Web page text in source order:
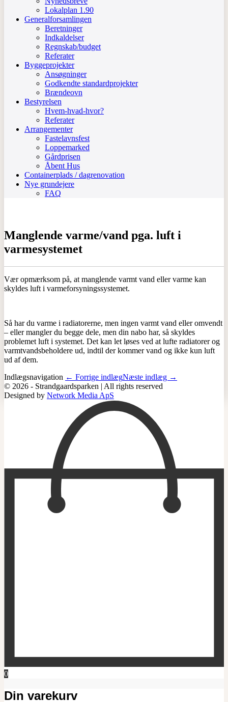
Lokalplan 1.90
Generalforsamlingen
Beretninger
Indkaldelser
Regnskab/budget
Referater
Byggeprojekter
Ansøgninger
Godkendte standardprojekter
Brændeovn
Bestyrelsen
Hvem-hvad-hvor?
Referater
Arrangementer
Fastelavnsfest
Loppemarked
Gårdprisen
Åbent Hus
Containerplads / dagrenovation
Nye grundejere
FAQ
Manglende varme/vand pga. luft i
varmesystemet
Vær opmærksom på, at manglende varmt vand eller varme kan
skyldes luft i varmeforsyningssystemet.
Så har du varme i radiatorerne, men ingen varmt vand eller omvendt
– eller mangler du begge dele, men din nabo har, så skyldes
problemet luft i systemet. Det kan let løses ved at lufte radiatorer og
varmtvandsbeholdere ud, indtil der kommer vand og ikke kun luft
ud af dem.
Indlægsnavigation ← Forrige indlægNæste indlæg →
© 2026 - Strandgaardsparken | All rights reserved
Designed by Network Media ApS
0
Din varekurv